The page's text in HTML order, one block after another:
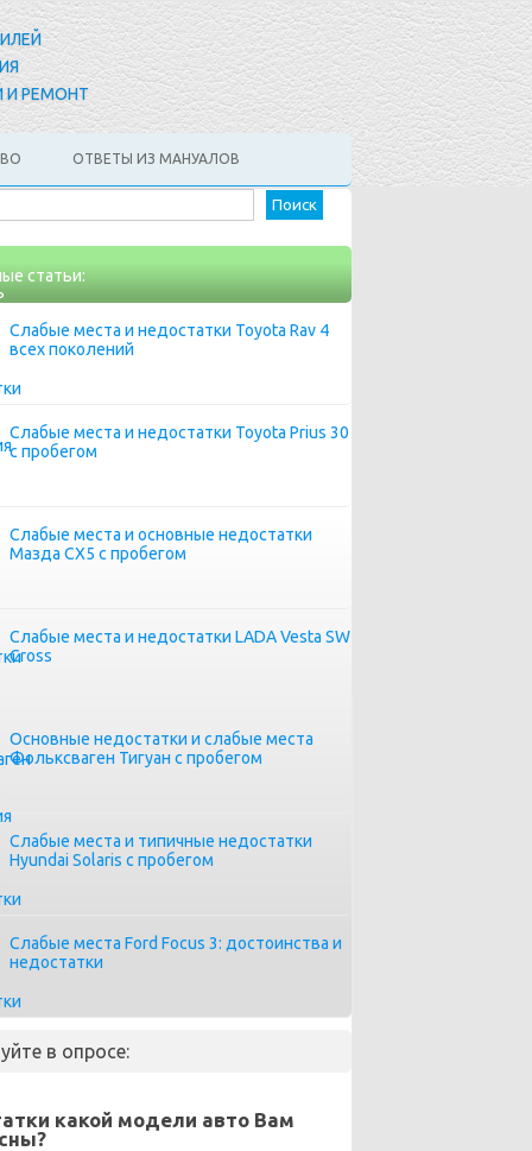
И РЕМОНТ
ОТВЕТЫ ИЗ МАНУАЛОВ
Найти:
статьи:
Слабые места и недостатки Toyota Rav 4
всех поколений
Слабые места и недостатки Toyota Prius 30
с пробегом
Слабые места и основные недостатки
Мазда СХ5 с пробегом
Слабые места и недостатки LADA Vesta SW
Cross
Основные недостатки и слабые места
Фольксваген Тигуан с пробегом
Слабые места и типичные недостатки
Hyundai Solaris с пробегом
Слабые места Ford Focus 3: достоинства и
недостатки
в опросе:
какой модели авто Вам